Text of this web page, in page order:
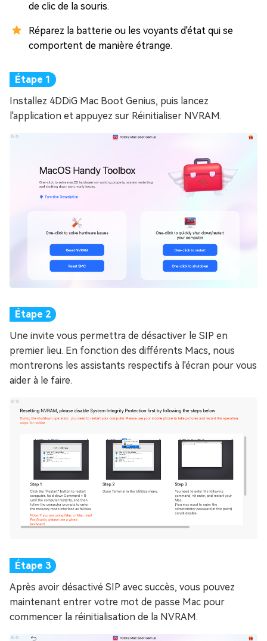
de clic de la souris.
Réparez la batterie ou les voyants d'état qui se
comportent de manière étrange.
Installez 4DDiG Mac Boot Genius, puis lancez
l'application et appuyez sur Réinitialiser NVRAM.
Une invite vous permettra de désactiver le SIP en
premier lieu. En fonction des différents Macs, nous
montrerons les assistants respectifs à l'écran pour vous
aider à le faire.
Après avoir désactivé SIP avec succès, vous pouvez
maintenant entrer votre mot de passe Mac pour
commencer la réinitialisation de la NVRAM.